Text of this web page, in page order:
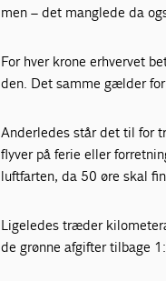
men – det manglede da
For hver krone erhvervet
den. Det samme gælder
Anderledes står det til for
flyver på ferie eller
luftfarten, da 50 øre skal
Ligeledes træder
de grønne afgifter tilbage